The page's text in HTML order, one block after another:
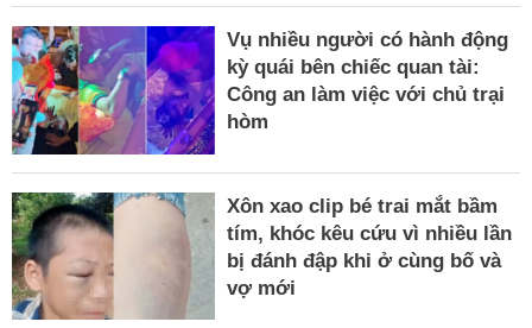
Vụ nhiều người có hành động
kỳ quái bên chiếc quan tài:
Công an làm việc với chủ trại
hòm
Xôn xao clip bé trai mắt bầm
tím, khóc kêu cứu vì nhiều lần
bị đánh đập khi ở cùng bố và
vợ mới